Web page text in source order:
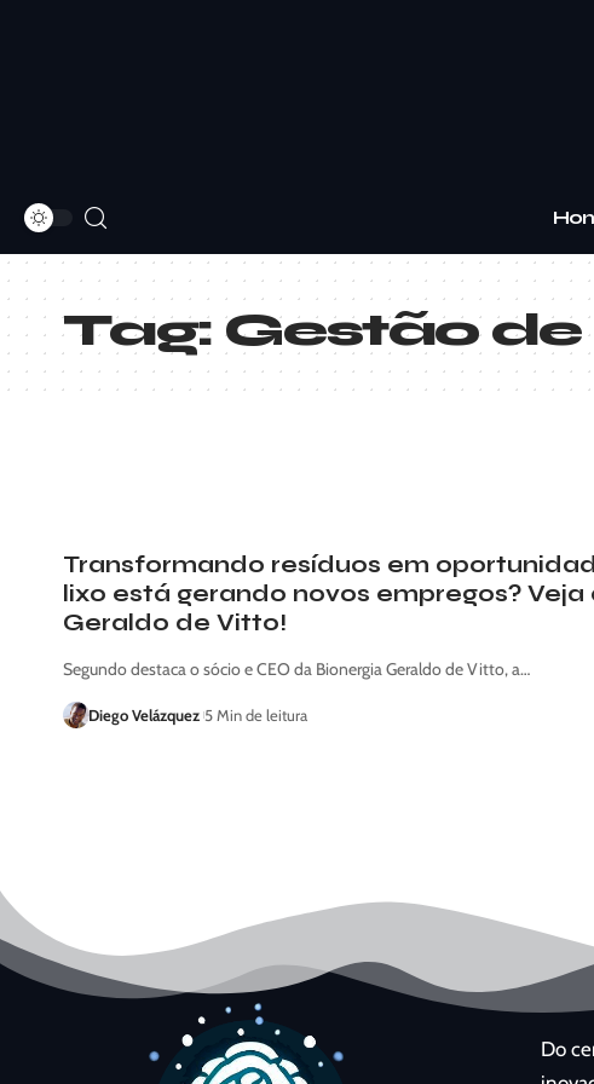
Tag: Gestão de
Transformando resíduos em
lixo está gerando novos empregos? Veja
Geraldo de Vitto!
Segundo destaca o sócio e CEO da Bionergia Geraldo de Vitto, a…
Diego Velázquez 5 Min de leitura
Do